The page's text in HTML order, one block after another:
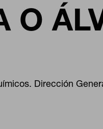
O
Dirección